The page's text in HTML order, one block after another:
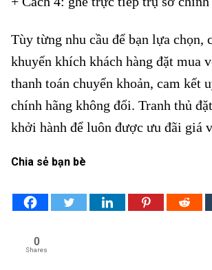
Tùy từng nhu cầu để bạn lựa chọn,
khuyến khích khách hàng đặt mua
thanh toán chuyển khoản, cam kết
chính hãng không đổi. Tranh thủ
khởi hành để luôn được ưu đãi giá
Chia sẻ bạn bè
0
Shares